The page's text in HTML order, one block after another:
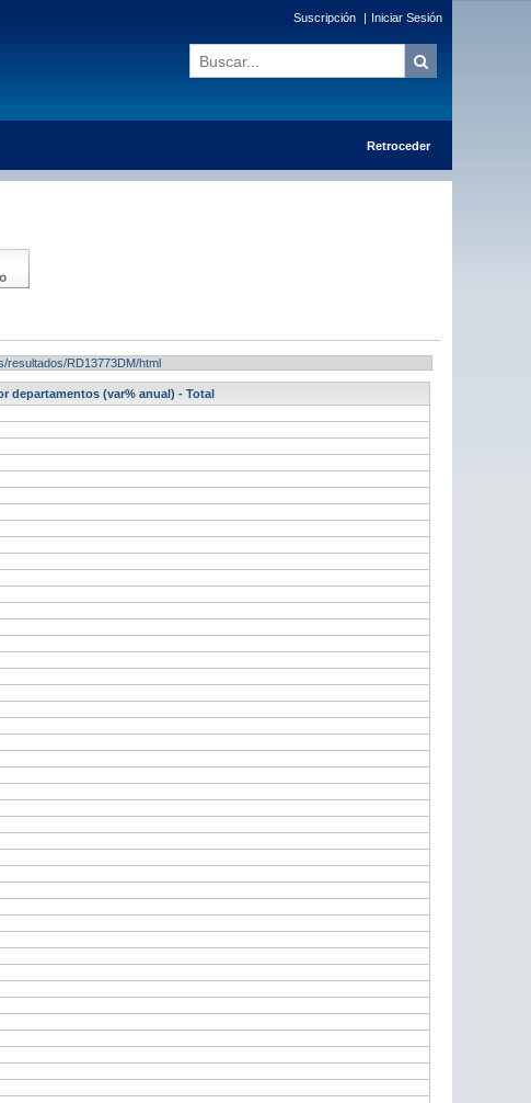
Suscripción | Iniciar Sesión
Retroceder
resultados/RD13773DM/html
departamentos (var% anual) - Total